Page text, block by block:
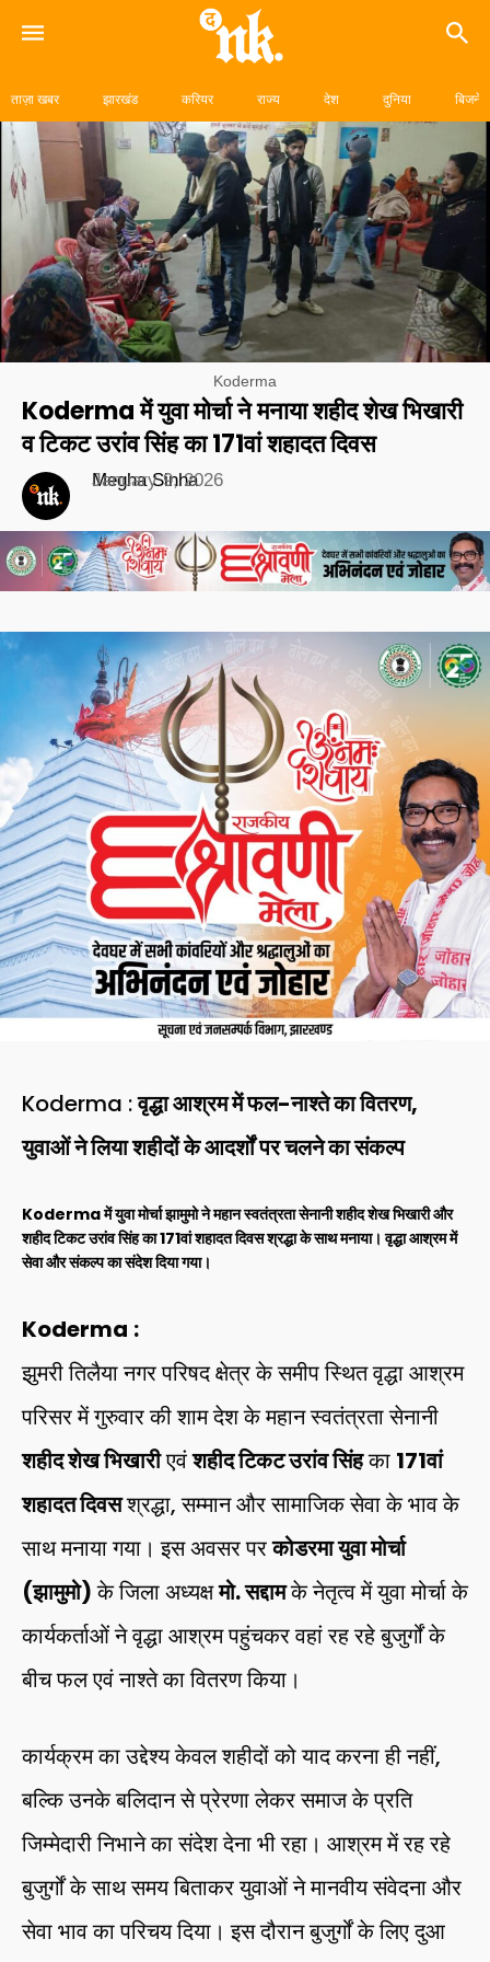
ताज़ा खबर झारखंड करियर राज्य देश दुनिया बिजनेस
Koderma
Koderma में युवा मोर्चा ने मनाया शहीद शेख भिखारी
व टिकट उरांव सिंह का 171वां शहादत दिवस
Megha Sinha
January 9, 2026
Koderma :वृद्धा आश्रम में फल-नाश्ते का वितरण,
युवाओं ने लिया शहीदों के आदर्शों पर चलने का संकल्प
Koderma में युवा मोर्चा झामुमो ने महान स्वतंत्रता सेनानी शहीद शेख भिखारी और
शहीद टिकट उरांव सिंह का 171वां शहादत दिवस श्रद्धा के साथ मनाया। वृद्धा आश्रम में
सेवा और संकल्प का संदेश दिया गया।
Koderma :
झुमरी तिलैया नगर परिषद क्षेत्र के समीप स्थित वृद्धा आश्रम
परिसर में गुरुवार की शाम देश के महान स्वतंत्रता सेनानी
शहीद शेख भिखारीएवंशहीद टिकट उरांव सिंहका 171वां
शहादत दिवसश्रद्धा, सम्मान और सामाजिक सेवा के भाव के
साथ मनाया गया। इस अवसर परकोडरमा युवा मोर्चा
(झामुमो)के जिला अध्यक्षमो. सद्दामके नेतृत्व में युवा मोर्चा के
कार्यकर्ताओं ने वृद्धा आश्रम पहुंचकर वहां रह रहे बुजुर्गों के
बीच फल एवं नाश्ते का वितरण किया।
कार्यक्रम का उद्देश्य केवल शहीदों को याद करना ही नहीं,
बल्कि उनके बलिदान से प्रेरणा लेकर समाज के प्रति
जिम्मेदारी निभाने का संदेश देना भी रहा। आश्रम में रह रहे
बुजुर्गों के साथ समय बिताकर युवाओं ने मानवीय संवेदना और
सेवा भाव का परिचय दिया। इस दौरान बुजुर्गों के लिए दुआ